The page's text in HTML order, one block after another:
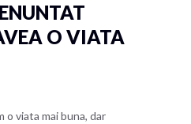
O VIATA
o viata mai buna, dar